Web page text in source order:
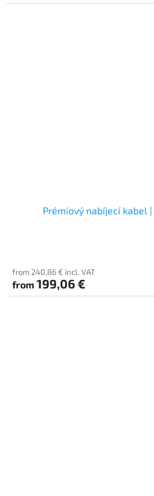
Prémiový nabíjecí kabel
from 240,86 € incl. VAT
from 199,06 €